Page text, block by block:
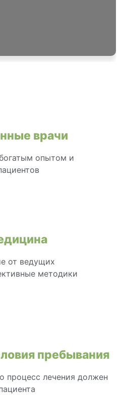
врачи
опытом и
от ведущих
методики
пребывания
процесс лечения должен